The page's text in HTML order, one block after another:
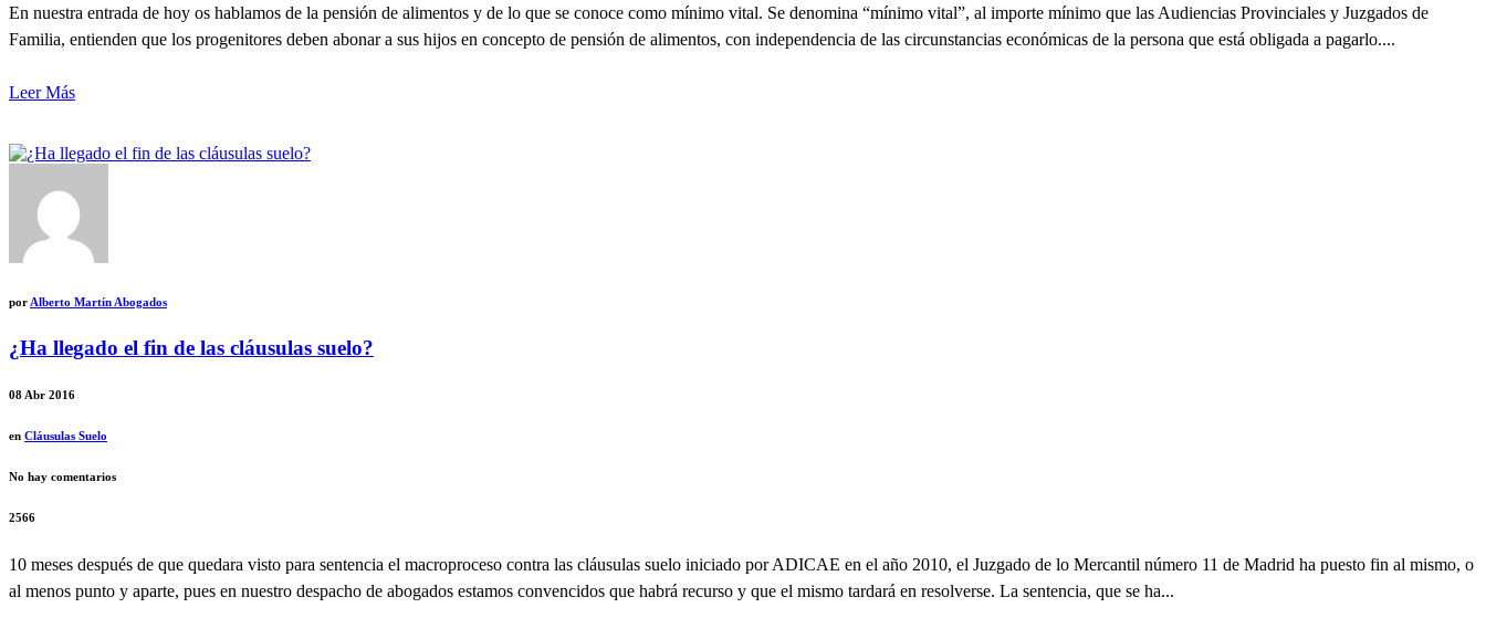
En nuestra entrada de hoy os hablamos de la pensión de alimentos y de lo que se conoce como mínimo vital. Se denomina “mínimo vital”, al importe mínimo que las Audiencias Provinciales y Juzgados de
Familia, entienden que los progenitores deben abonar a sus hijos en concepto de pensión de alimentos, con independencia de las circunstancias económicas de la persona que está obligada a pagarlo....
Leer Más
por Alberto Martín Abogados
¿Ha llegado el fin de las cláusulas suelo?
08 Abr 2016
en Cláusulas Suelo
No hay comentarios
2566
10 meses después de que quedara visto para sentencia el macroproceso contra las cláusulas suelo iniciado por ADICAE en el año 2010, el Juzgado de lo Mercantil número 11 de Madrid ha puesto fin al mismo, o
al menos punto y aparte, pues en nuestro despacho de abogados estamos convencidos que habrá recurso y que el mismo tardará en resolverse. La sentencia, que se ha...